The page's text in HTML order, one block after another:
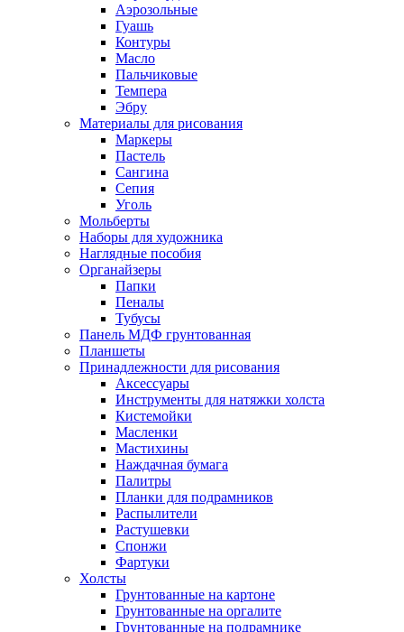
Аэрозольные
Гуашь
Контуры
Масло
Пальчиковые
Темпера
Эбру
Материалы для рисования
Маркеры
Пастель
Сангина
Сепия
Уголь
Мольберты
Наборы для художника
Наглядные пособия
Органайзеры
Папки
Пеналы
Тубусы
Панель МДФ грунтованная
Планшеты
Принадлежности для рисования
Аксессуары
Инструменты для натяжки холста
Кистемойки
Масленки
Мастихины
Наждачная бумага
Палитры
Планки для подрамников
Распылители
Растушевки
Спонжи
Фартуки
Холсты
Грунтованные на картоне
Грунтованные на оргалите
Грунтованные на подрамнике